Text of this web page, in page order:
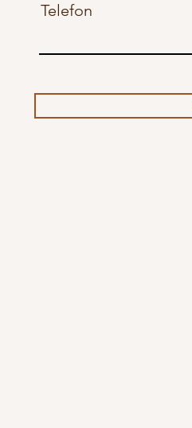
Telefon